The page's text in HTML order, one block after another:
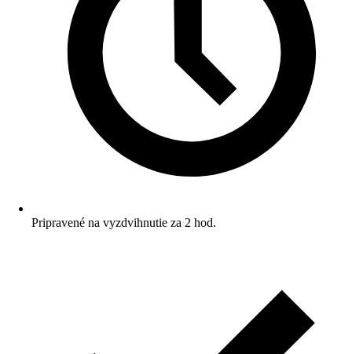
Pripravené na vyzdvihnutie za 2 hod.